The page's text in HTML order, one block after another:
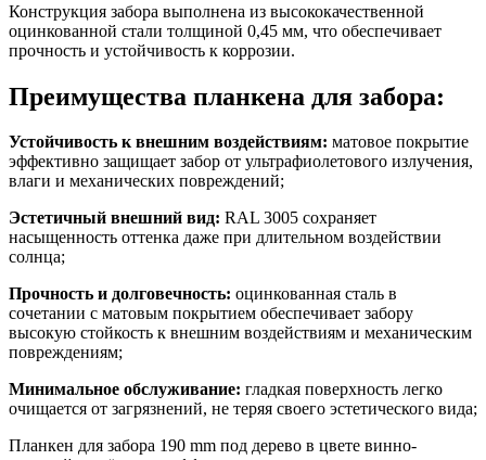
Конструкция забора выполнена из высококачественной
оцинкованной стали толщиной 0,45 мм, что обеспечивает
прочность и устойчивость к коррозии.
Преимущества планкена для забора:
Устойчивость к внешним воздействиям: матовое покрытие
эффективно защищает забор от ультрафиолетового излучения,
влаги и механических повреждений;
Эстетичный внешний вид: RAL 3005 сохраняет
насыщенность оттенка даже при длительном воздействии
солнца;
Прочность и долговечность: оцинкованная сталь в
сочетании с матовым покрытием обеспечивает забору
высокую стойкость к внешним воздействиям и механическим
повреждениям;
Минимальное обслуживание: гладкая поверхность легко
очищается от загрязнений, не теряя своего эстетического вида;
Планкен для забора 190 mm под дерево в цвете винно-